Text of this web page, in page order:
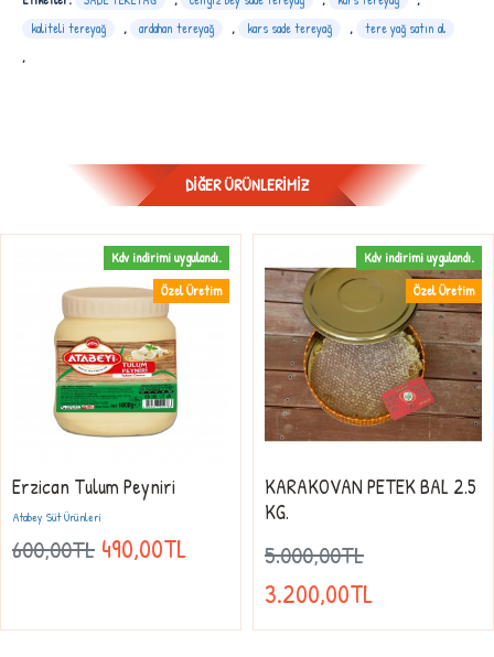
kaliteli tereyağ
, ardahan tereyağ , kars sade tereyağ ,
tere yağ satın al
,
DIĞER ÜRÜNLERIMIZ
Özel Üretim
Kdv indirimi uygulandı.
Atabey Süt Ürünleri
Erzican Tulum Peyniri
600,00TL 490,00TL
Özel Üretim
Kdv indirimi uygulandı.
KARAKOVAN PETEK BAL 2.5
KG.
5.000,00TL
3.200,00TL